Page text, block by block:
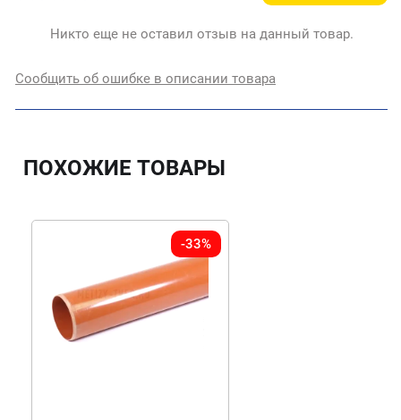
Никто еще не оставил отзыв на данный товар.
Сообщить об ошибке в описании товара
ПОХОЖИЕ ТОВАРЫ
-33%